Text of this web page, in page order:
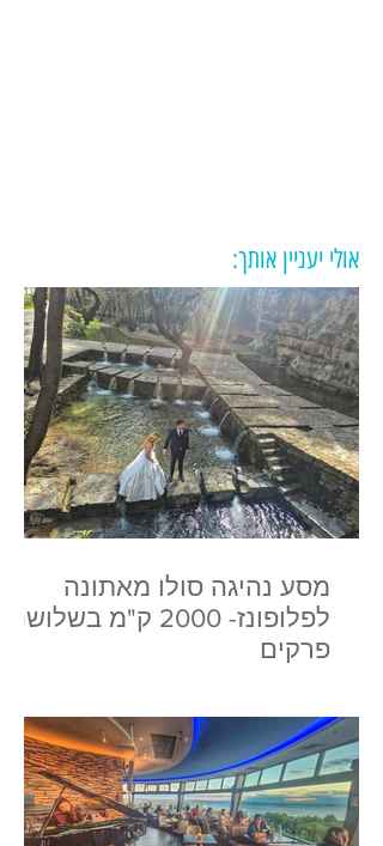
אולי יעניין אותך:
מסע נהיגה סולו מאתונה
לפלופונז- 2000 ק"מ בשלושה
פרקים